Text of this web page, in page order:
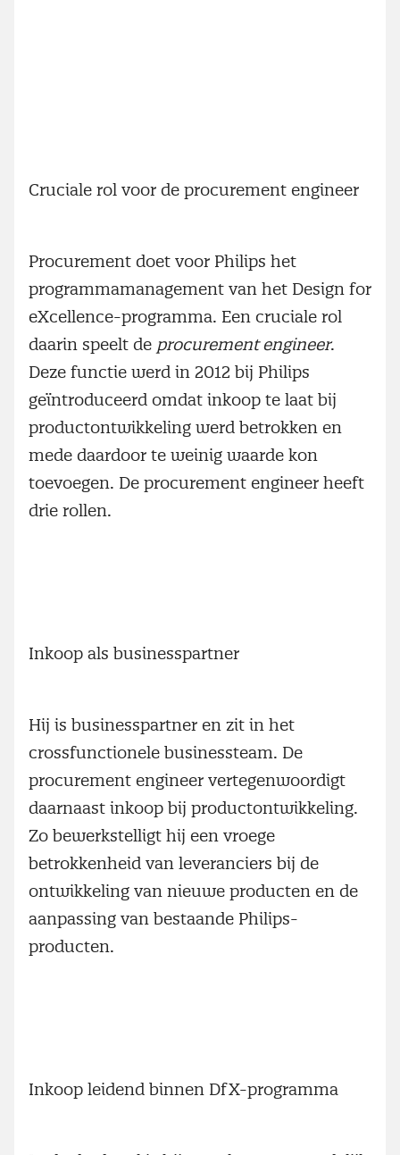
Cruciale rol voor de procurement engineer
Procurement doet voor Philips het
programmamanagement van het Design for
eXcellence-programma. Een cruciale rol
daarin speelt de procurement engineer.
Deze functie werd in 2012 bij Philips
geïntroduceerd omdat inkoop te laat bij
productontwikkeling werd betrokken en
mede daardoor te weinig waarde kon
toevoegen. De procurement engineer heeft
drie rollen.
Inkoop als businesspartner
Hij is businesspartner en zit in het
crossfunctionele businessteam. De
procurement engineer vertegenwoordigt
daarnaast inkoop bij productontwikkeling.
Zo bewerkstelligt hij een vroege
betrokkenheid van leveranciers bij de
ontwikkeling van nieuwe producten en de
aanpassing van bestaande Philips-
producten.
Inkoop leidend binnen DfX-programma